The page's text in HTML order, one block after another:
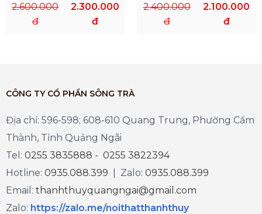
2.600.000
đ
2.300.000
đ
2.400.000
đ
2.100.000
đ
CÔNG TY CỔ PHẦN SÔNG TRÀ
Địa chỉ: 596-598; 608-610 Quang Trung, Phường Cẩm
Thành, Tỉnh Quảng Ngãi
Tel: 0255 3835888 - 0255 3822394
Hotline: 0935.088.399 | Zalo: 0935.088.399
Email: thanhthuyquangngai@gmail.com
Zalo: https://zalo.me/noithatthanhthuy